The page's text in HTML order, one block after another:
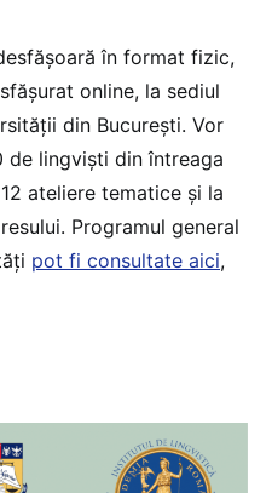
în format fizic,
online, la sediul
din București. Vor
de lingviști din întreaga
ateliere tematice și la
Programul general
pot fi consultate aici,